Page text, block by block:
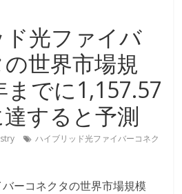
光ファイバ
世界市場規
までに1,157.57
すると予測
ハイブリッド光ファイバーコネク
ーコネクタの世界市場規模